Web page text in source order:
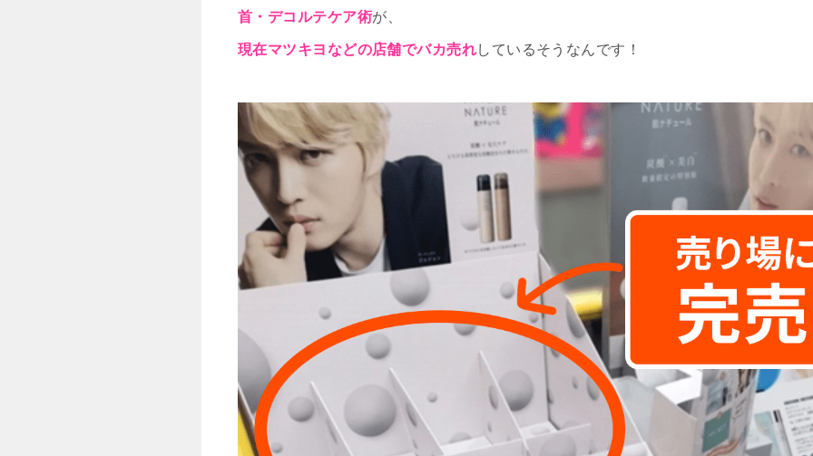
首・デコルテケア術が、
現在マツキヨなどの店舗でバカ売れしているそうなんです！